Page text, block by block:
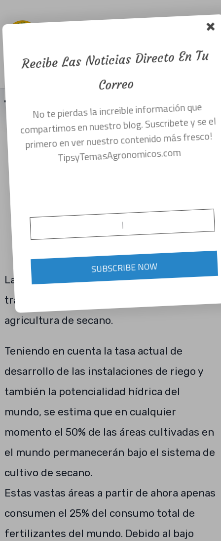
Menu
Agricultura
seca.
Agricultura de tierra seca
La agricultura en el mundo es
tradicionalmente un sistema de
agricultura de secano.
Teniendo en cuenta la tasa actual de
desarrollo de las instalaciones de riego y
también la potencialidad hídrica del
mundo, se estima que en cualquier
momento el 50% de las áreas cultivadas en
el mundo permanecerán bajo el sistema de
cultivo de secano.
Estas vastas áreas a partir de ahora apenas
consumen el 25% del consumo total de
fertilizantes del mundo. Debido al bajo
Recibe Las Noticias Directo En Tu
Correo
No te pierdas la increible información que
compartimos en nuestro blog. Suscribete y se el
primero en ver nuestro contenido más fresco!
TipsyTemasAgronomicos.com
SUBSCRIBE NOW